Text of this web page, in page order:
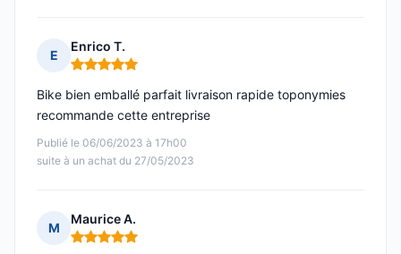
E
Enrico T.
Note : 5 sur 5
Publié le 06/06/2023 à 17h00
suite à un achat du 27/05/2023
Bike bien emballé parfait livraison rapide toponymies
recommande cette entreprise
M
Maurice A.
Note : 5 sur 5